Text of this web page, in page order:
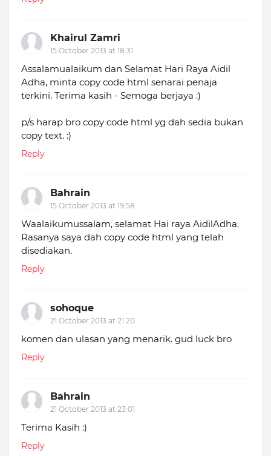
Khairul Zamri
15 October 2013 at 18:31
Assalamualaikum dan Selamat Hari Raya Aidil
Adha, minta copy code html senarai penaja
terkini. Terima kasih - Semoga berjaya :)
p/s harap bro copy code html yg dah sedia bukan
copy text. :)
Reply
Bahrain
15 October 2013 at 19:58
Waalaikumussalam, selamat Hai raya AidilAdha.
Rasanya saya dah copy code html yang telah
disediakan.
Reply
sohoque
21 October 2013 at 21:20
komen dan ulasan yang menarik. gud luck bro
Reply
Bahrain
21 October 2013 at 23:01
Terima Kasih :)
Reply